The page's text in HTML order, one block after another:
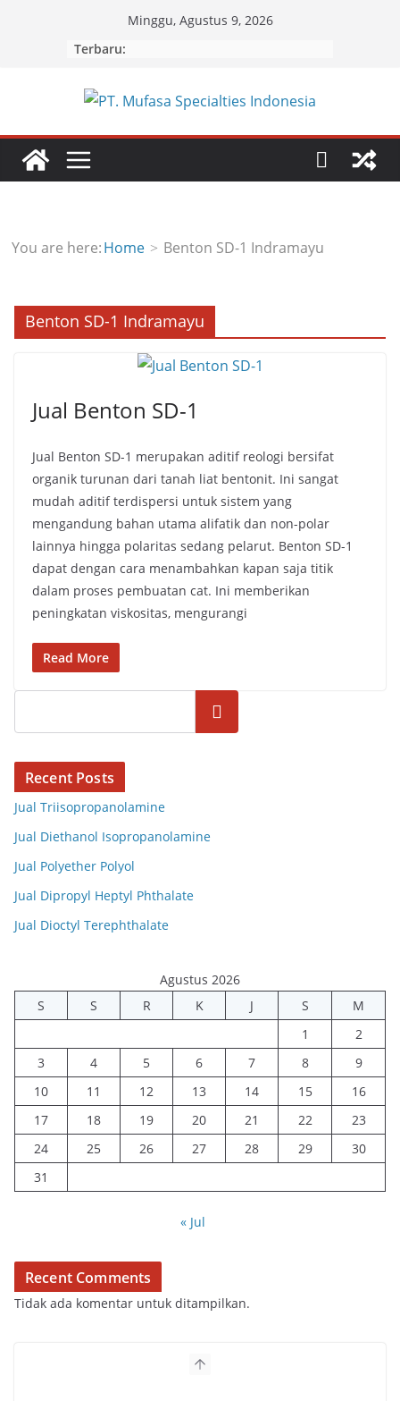
Minggu, Agustus 9, 2026
Terbaru:
You are here:Home Benton SD-1 Indramayu
Benton SD-1 Indramayu
Jual Benton SD-1
Jual Benton SD-1 merupakan aditif reologi bersifat
organik turunan dari tanah liat bentonit. Ini sangat
mudah aditif terdispersi untuk sistem yang
mengandung bahan utama alifatik dan non-polar
lainnya hingga polaritas sedang pelarut. Benton SD-1
dapat dengan cara menambahkan kapan saja titik
dalam proses pembuatan cat. Ini memberikan
peningkatan viskositas, mengurangi
Read More
Cari
Recent Posts
Jual Triisopropanolamine
Jual Diethanol Isopropanolamine
Jual Polyether Polyol
Jual Dipropyl Heptyl Phthalate
Jual Dioctyl Terephthalate
Agustus 2026
S
S R K J S
M
1
2
3
4 5 6 7 8
9
10
11 12 13 14 15
16
17
18 19 20 21 22
23
24
25 26 27 28 29
30
31
« Jul
Recent Comments
Tidak ada komentar untuk ditampilkan.